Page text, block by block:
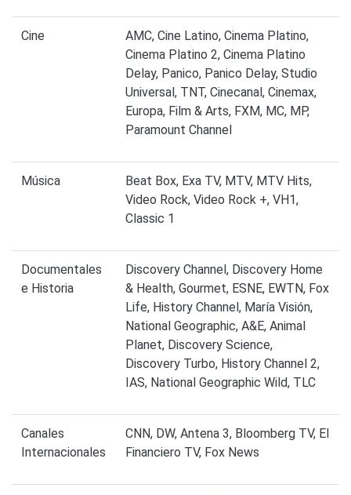
Cine
AMC, Cine Latino, Cinema Platino,
Cinema Platino 2, Cinema Platino
Delay, Panico, Panico Delay, Studio
Universal, TNT, Cinecanal, Cinemax,
Europa, Film & Arts, FXM, MC, MP,
Paramount Channel
Música
Beat Box, Exa TV, MTV, MTV Hits,
Video Rock, Video Rock +, VH1,
Classic 1
Documentales
e Historia
Discovery Channel, Discovery Home
& Health, Gourmet, ESNE, EWTN, Fox
Life, History Channel, María Visión,
National Geographic, A&E, Animal
Planet, Discovery Science,
Discovery Turbo, History Channel 2,
IAS, National Geographic Wild, TLC
Canales
Internacionales
CNN, DW, Antena 3, Bloomberg TV, El
Financiero TV, Fox News